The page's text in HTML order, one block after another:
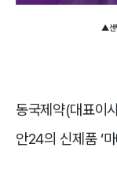
▲센
동국제약(대표이
안24의 신제품 ‘